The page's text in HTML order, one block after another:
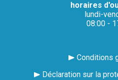
horaires
lundi-
08:00 -
Conditions
Déclaration sur la